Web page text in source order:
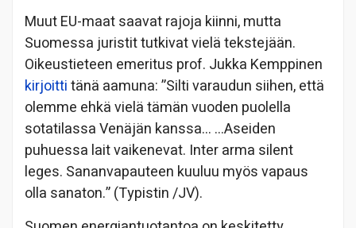
Muut EU-maat saavat rajoja kiinni, mutta
Suomessa juristit tutkivat vielä tekstejään.
Oikeustieteen emeritus prof. Jukka Kemppinen
kirjoittitänä aamuna: ”Silti varaudun siihen, että
olemme ehkä vielä tämän vuoden puolella
sotatilassa Venäjän kanssa… …Aseiden
puhuessa lait vaikenevat. Inter arma silent
leges. Sananvapauteen kuuluu myös vapaus
olla sanaton.” (Typistin /JV).